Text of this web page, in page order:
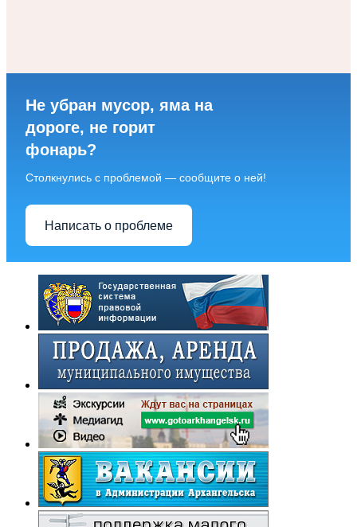
Не убран мусор, яма на
дороге, не горит
фонарь?
Столкнулись с проблемой — сообщите о ней!
Написать о проблеме